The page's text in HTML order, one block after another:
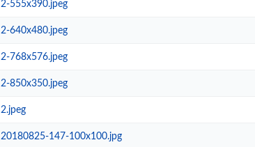
2-555x390.jpeg
2-640x480.jpeg
2-768x576.jpeg
2-850x350.jpeg
2.jpeg
20180825-147-100x100.jpg